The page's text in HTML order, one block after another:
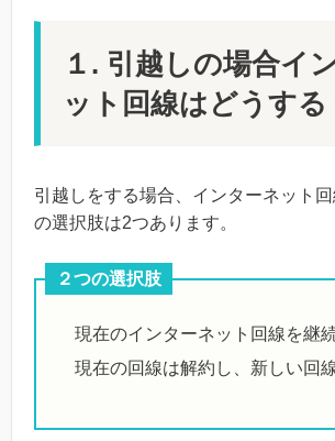
１. 引越しの場合イ
ット回線はどうする
引越しをする場合、インターネット
の選択肢は2つあります。
２つの選択肢
現在のインターネット回線を継
現在の回線は解約し、新しい回